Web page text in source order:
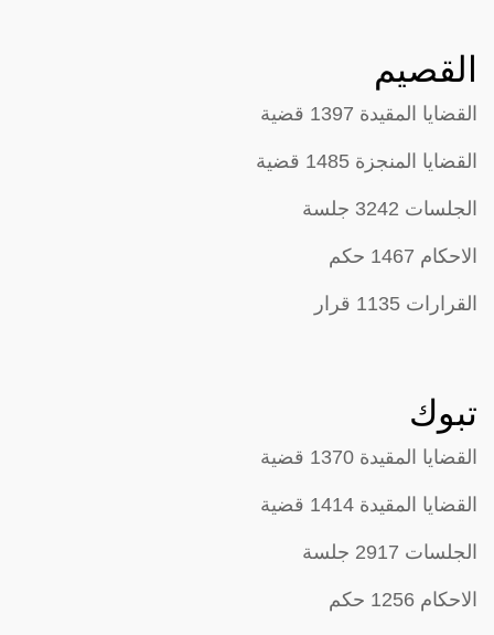
القصيم
القضايا المقيدة 1397 قضية
القضايا المنجزة 1485 قضية
الجلسات 3242 جلسة
الاحكام 1467 حكم
القرارات 1135 قرار
تبوك
القضايا المقيدة 1370 قضية
القضايا المقيدة 1414 قضية
الجلسات 2917 جلسة
الاحكام 1256 حكم